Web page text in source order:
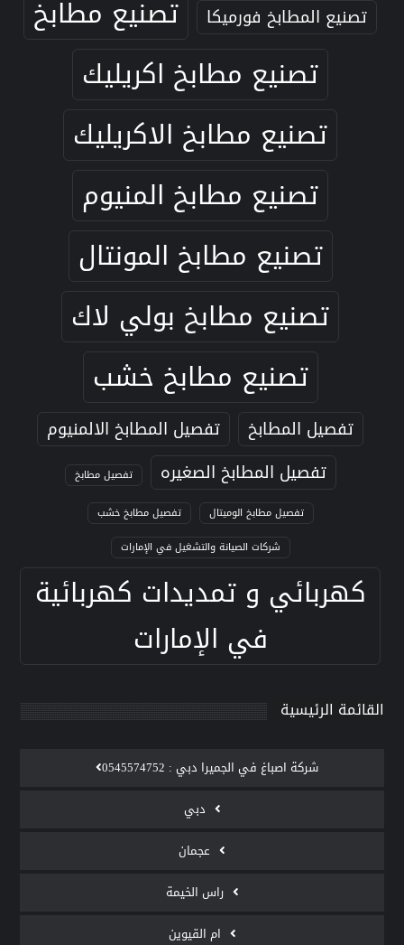
تصنيع المطابخ فورميكا
تصنيع مطابخ
تصنيع مطابخ اكريليك
تصنيع مطابخ الاكريليك
تصنيع مطابخ المنيوم
تصنيع مطابخ المونتال
تصنيع مطابخ بولي لاك
تصنيع مطابخ خشب
تفصيل المطابخ
تفصيل المطابخ الالمنيوم
تفصيل المطابخ الصغيره
تفصيل مطابخ
تفصيل مطابخ الوميتال
تفصيل مطابخ خشب
شركات الصيانة والتشغيل في الإمارات
كهربائي و تمديدات كهربائية
في الإمارات
القائمة الرئيسية
‫شركة اصباغ في الجميرا دبي : 0545574752
دبي
عجمان
راس الخيمة
ام القيوين